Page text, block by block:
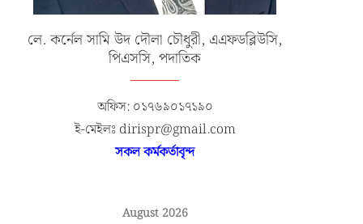
লে. কর্নেল সামি উদ দৌলা চৌধুরী, এএফডব্লিউসি,
পিএসসি, পদাতিক
অফিস: ০১৭৬৯০১৭১৯০
ই-মেইলঃ dirispr@gmail.com
সকল কর্মকর্তাবৃন্দ
August 2026